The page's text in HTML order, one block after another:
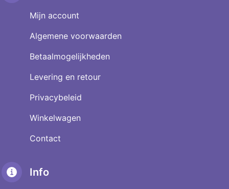
Mijn account
Algemene voorwaarden
Betaalmogelijkheden
Levering en retour
Privacybeleid
Winkelwagen
Contact
Info